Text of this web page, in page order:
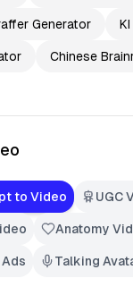
Generator
Chinese
to Video UGC
Anatomy
Talking